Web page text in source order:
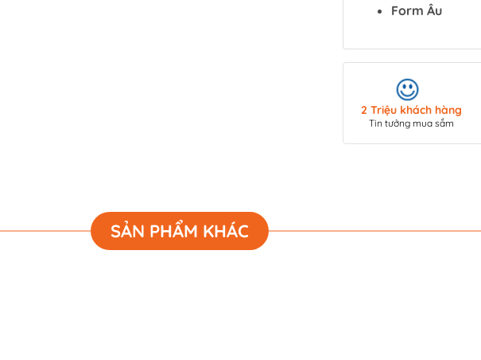
Form Âu
2 Triệu khách hàng
Tin tưởng mua sắm
SẢN PHẨM KHÁC